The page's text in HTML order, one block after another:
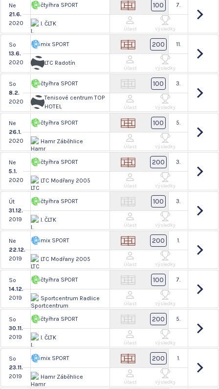
Ne
21.6.
2020
čtyřhra SPORT
I. ČLTK
100 7.
Účast Výsledky
So
13.6.
2020
mix SPORT
LTC Radotín
200 11.
Účast Výsledky
So
8.2.
2020
čtyřhra SPORT
Tenisové centrum TOP
HOTEL
100 3.
Účast Výsledky
Ne
26.1.
2020
čtyřhra SPORT
Hamr Záběhlice
100 5.
Účast Výsledky
Ne
5.1.
2020
čtyřhra SPORT
LTC Modřany 2005
200 3.
Účast Výsledky
Út
31.12.
2019
čtyřhra SPORT
I. ČLTK
100 3.
Účast Výsledky
Ne
22.12.
2019
mix SPORT
LTC Modřany 2005
200 1.
Účast Výsledky
So
14.12.
2019
čtyřhra SPORT
Sportcentrum Radlice
100 7.
Účast Výsledky
So
30.11.
2019
čtyřhra SPORT
I. ČLTK
200 5.
Účast Výsledky
So
23.11.
2019
mix SPORT
Hamr Záběhlice
200 1.
Účast Výsledky